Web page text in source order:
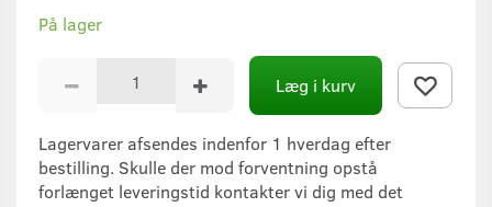
På lager
Læg i kurv
Lagervarer afsendes indenfor 1 hverdag efter
bestilling. Skulle der mod forventning opstå
forlænget leveringstid kontakter vi dig med det